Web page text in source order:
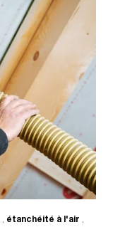
, étanchéité à l'air ,